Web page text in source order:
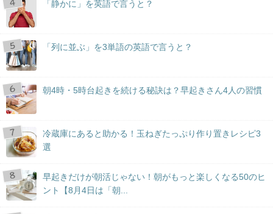
「静かに」を英語で言うと？
「列に並ぶ」を3単語の英語で言うと？
朝4時・5時台起きを続ける秘訣は？早起きさん4人の習慣
冷蔵庫にあると助かる！玉ねぎたっぷり作り置きレシピ3
選
早起きだけが朝活じゃない！朝がもっと楽しくなる50のヒ
ント【8月4日は「朝...